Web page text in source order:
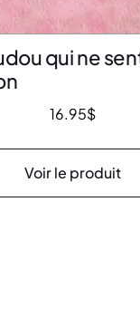
qui ne
16.95$
Voir le produit